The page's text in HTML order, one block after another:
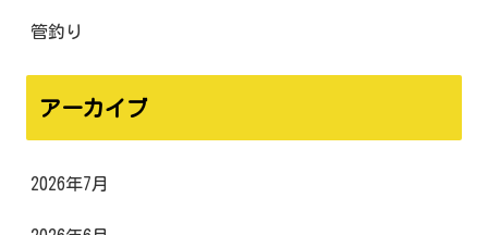
管釣り
アーカイブ
2026年7月